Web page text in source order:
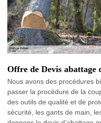
Offre de Devis abattage
Nous avons des procédures
passer la procédure de la
des outils de qualité et de
sécurité, les gants de main,